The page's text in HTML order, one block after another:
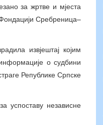
за жртве и мјеста
Сребреница–
извјештај којим
о судбини
Републике Српске
успоставу независне